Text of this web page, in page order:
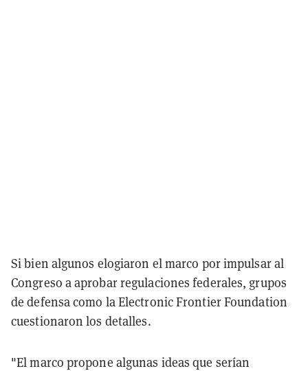
Si bien algunos elogiaron el marco por impulsar al
Congreso a aprobar regulaciones federales, grupos
de defensa como la Electronic Frontier Foundation
cuestionaron los detalles.
"El marco propone algunas ideas que serían